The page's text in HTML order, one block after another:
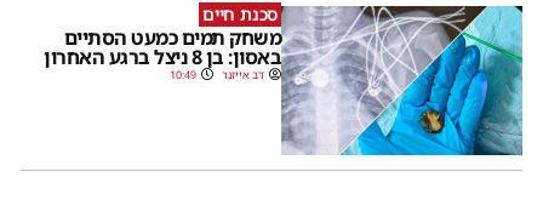
סכנת חיים
משחק תמים כמעט הסתיים
באסון: בן 8 ניצל ברגע האחרון
דב אייזנר 10:49